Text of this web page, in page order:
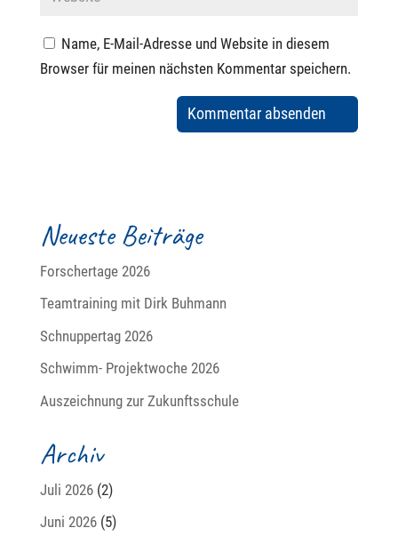
Name, E-Mail-Adresse und Website in diesem
Browser für meinen nächsten Kommentar speichern.
Neueste Beiträge
Forschertage 2026
Teamtraining mit Dirk Buhmann
Schnuppertag 2026
Schwimm- Projektwoche 2026
Auszeichnung zur Zukunftsschule
Archiv
Juli 2026(2)
Juni 2026(5)